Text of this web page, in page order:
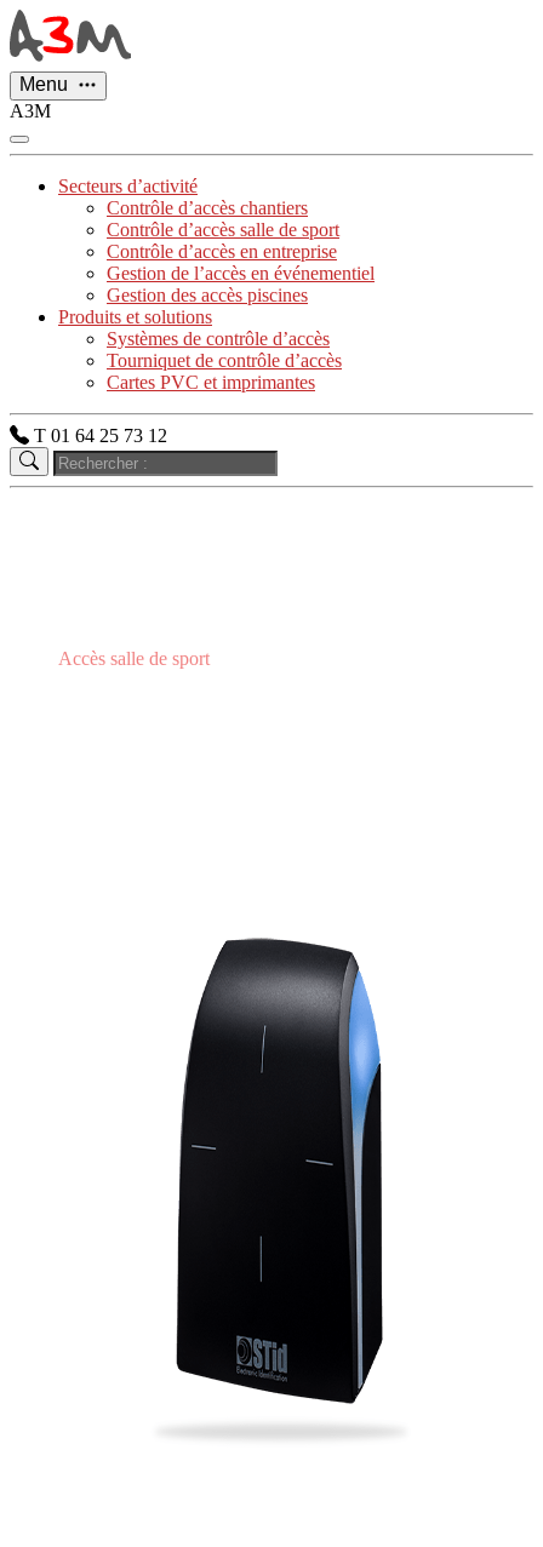
Menu
A3M
Secteurs d’activité
Contrôle d’accès chantiers
Contrôle d’accès salle de sport
Contrôle d’accès en entreprise
Gestion de l’accès en événementiel
Gestion des accès piscines
Produits et solutions
Systèmes de contrôle d’accès
Tourniquet de contrôle d’accès
Cartes PVC et imprimantes
T 01 64 25 73 12
Accès salle de sport
Panneau de gestion des cookies